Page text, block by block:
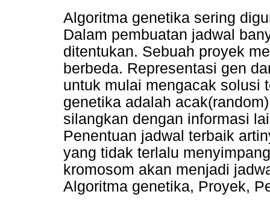
Algoritma genetika sering
Dalam pembuatan jadwal
ditentukan. Sebuah proyek
berbeda. Representasi gen
untuk mulai mengacak solusi
genetika adalah
silangkan dengan informasi
Penentuan jadwal terbaik
yang tidak terlalu
kromosom akan menjadi
Algoritma genetika, Proyek,